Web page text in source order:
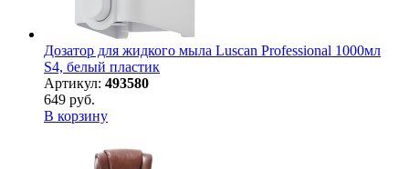
Дозатор для жидкого мыла Luscan Professional 1000мл
S4, белый пластик
Артикул: 493580
649 руб.
В корзину